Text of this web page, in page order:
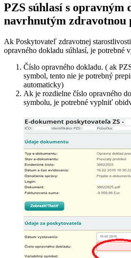
PZS súhlasí s opravným
navrhnutým zdravotnou
Ak Poskytovateľ zdravotnej
opravného dokladu súhlasí, je potrebné
Číslo opravného dokladu. ( ak
symbol, tento nie je potrebný
automaticky)
Ak je rozdielne číslo opravného
symbolu, je potrebné vyplniť